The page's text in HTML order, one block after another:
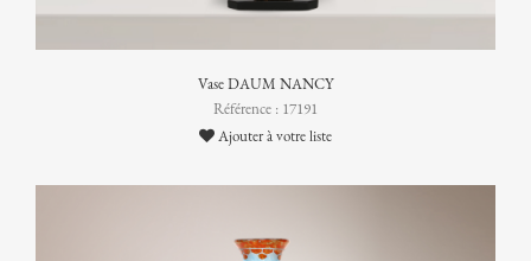
Vase DAUM NANCY
Référence : 17191
Ajouter à votre liste